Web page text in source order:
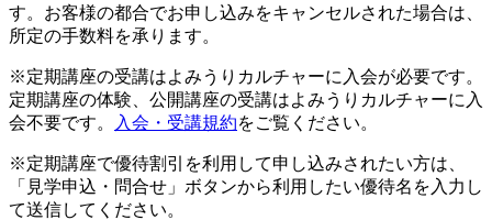
す。お客様の都合でお申し込みをキャンセルされた場合は、
所定の手数料を承ります。
※定期講座の受講はよみうりカルチャーに入会が必要です。
定期講座の体験、公開講座の受講はよみうりカルチャーに入
会不要です。
入会・受講規約をご覧ください。
※定期講座で優待割引を利用して申し込みされたい方は、
「見学申込・問合せ」ボタンから利用したい優待名を入力し
て送信してください。